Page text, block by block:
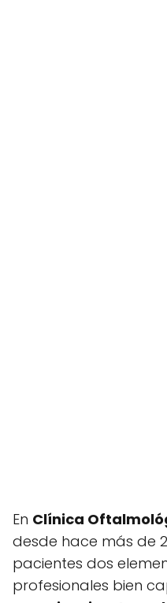
En Clínica
desde hace más de
pacientes dos
profesionales bien